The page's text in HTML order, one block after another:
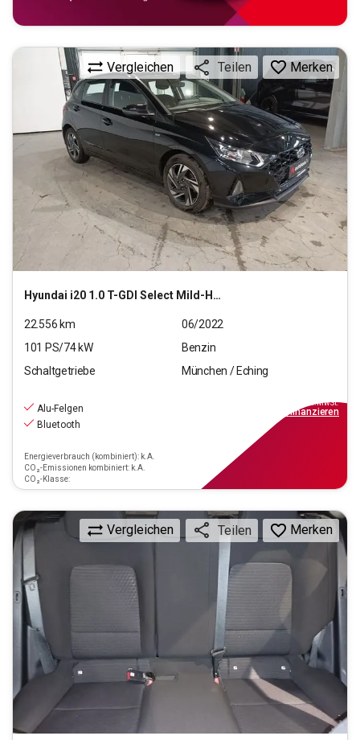
Hyundai i20 1.0 T-GDI Select Mild-Hybrid (EURO 6d)(OPF)
Vergleichen Teilen Merken
22.556 km
06/2022
101 PS/74kW
Benzin
Schaltgetriebe
München / Eching
Alu-Felgen
Bluetooth
Energieverbrauch (kombiniert): k.A.
CO₂-Emissionen kombiniert: k.A.
CO₂-Klasse:
inkl.MwSt.
finanzieren
Vergleichen Teilen Merken